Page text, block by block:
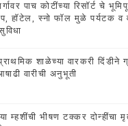
पाच कोटींच्या रिसॉर्ट चे
हॉटेल, स्नो फॉल मुळे पर्यटक व
शाळेच्या वारकरी दिंडीने
वारीची अनुभूती
म्हशींची भीषण टक्कर दोन्हींचा